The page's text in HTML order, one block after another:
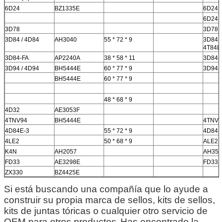
6D24
BZ1335E
6D24
6D24
3D78
3D78
3D84 / 4D84
AH3040 55 * 72 * 9
3D84
4T84L
3D84-FA
AP2240A 38 * 58 * 11
3D84-
3D94 / 4D94
BH5444E 60 * 77 * 9
3D94
BH5444E
60 * 77 * 9
48 * 68 * 9
4D32
AE3053F
4TNV94
BH5444E
4D84E-3
55 * 72 * 9
4LE2
50 * 68 * 9
ALE2
K4N
AH2057
FD33
AE3298E
FD33
ZX330
BZ4425E
Si está buscando una compañía que lo ayude a
construir su propia marca de sellos, kits de sellos,
kits de juntas tóricas o cualquier otro servicio de